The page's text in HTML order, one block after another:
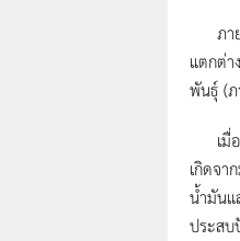
ภาย
แตกต่า
พันธุ์ (
เมื่อ
เกิดจา
น้ำมันแ
ประสบ